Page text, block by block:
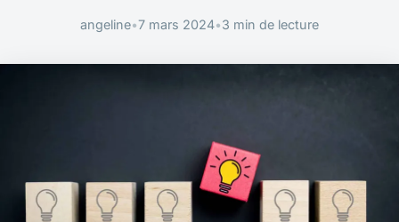
angeline•7 mars 2024•3 min de lecture